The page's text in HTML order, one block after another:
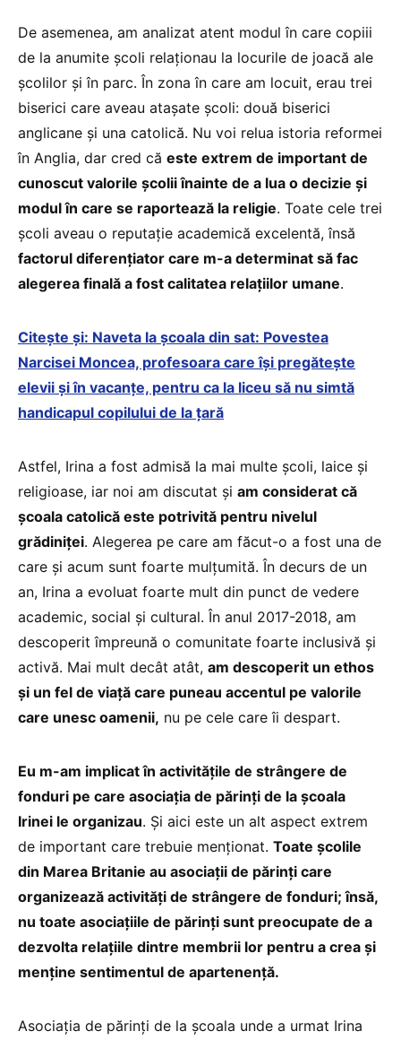
De asemenea, am analizat atent modul în care copiii
de la anumite școli relaționau la locurile de joacă ale
școlilor și în parc. În zona în care am locuit, erau trei
biserici care aveau atașate școli: două biserici
anglicane și una catolică. Nu voi relua istoria reformei
în Anglia, dar cred că este extrem de important de
cunoscut valorile școlii înainte de a lua o decizie și
modul în care se raportează la religie. Toate cele trei
școli aveau o reputație academică excelentă, însă
factorul diferențiator care m-a determinat să fac
alegerea finală a fost calitatea relațiilor umane.
Citeşte şi: Naveta la școala din sat: Povestea
Narcisei Moncea, profesoara care își pregătește
elevii și în vacanțe, pentru ca la liceu să nu simtă
handicapul copilului de la țară
Astfel, Irina a fost admisă la mai multe școli, laice și
religioase, iar noi am discutat și am considerat că
școala catolică este potrivită pentru nivelul
grădiniței. Alegerea pe care am făcut-o a fost una de
care și acum sunt foarte mulțumită. În decurs de un
an, Irina a evoluat foarte mult din punct de vedere
academic, social și cultural. În anul 2017-2018, am
descoperit împreună o comunitate foarte inclusivă și
activă. Mai mult decât atât, am descoperit un ethos
și un fel de viață care puneau accentul pe valorile
care unesc oamenii, nu pe cele care îi despart.
Eu m-am implicat în activitățile de strângere de
fonduri pe care asociația de părinți de la școala
Irinei le organizau. Și aici este un alt aspect extrem
de important care trebuie menționat. Toate școlile
din Marea Britanie au asociații de părinți care
organizează activități de strângere de fonduri; însă,
nu toate asociațiile de părinți sunt preocupate de a
dezvolta relațiile dintre membrii lor pentru a crea și
menține sentimentul de apartenență.
Asociația de părinți de la școala unde a urmat Irina